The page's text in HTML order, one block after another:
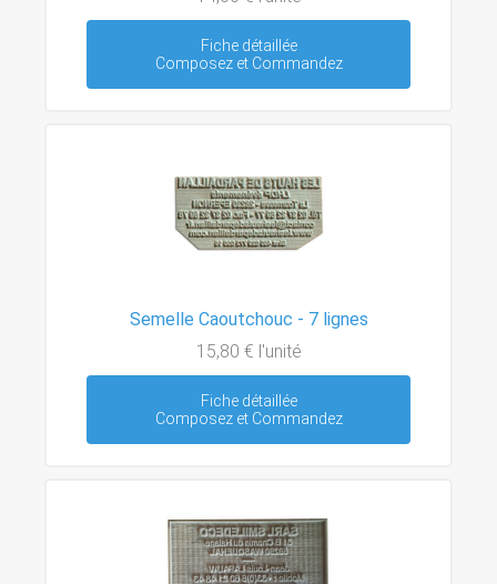
Fiche détaillée
Composez et Commandez
Semelle Caoutchouc - 7 lignes
15,80 € l'unité
Fiche détaillée
Composez et Commandez